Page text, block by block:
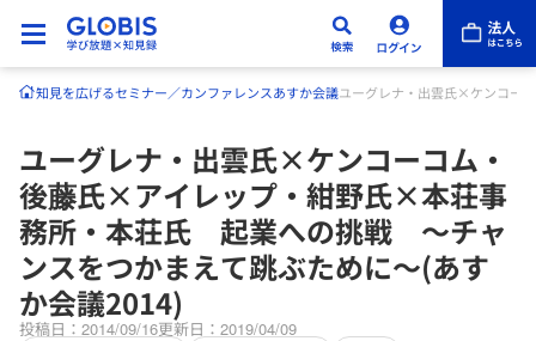
知見を広げるセミナー／カンファレンスあすか会議ユーグレナ・出雲氏×ケンコー
ユーグレナ・出雲氏×ケンコーコム・
後藤氏×アイレップ・紺野氏×本荘事
務所・本荘氏 起業への挑戦 ～チャ
ンスをつかまえて跳ぶために～(あす
か会議2014)
投稿日：2014/09/16更新日：2019/04/09